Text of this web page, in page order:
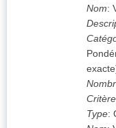
Nom:
Critère
Type: